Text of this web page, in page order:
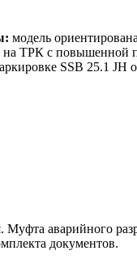
модель
ТРК с повышенной
SSB 25.1
Муфта аварийного
документов.